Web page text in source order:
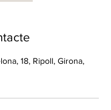
18, Ripoll, Girona,